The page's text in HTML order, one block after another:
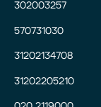
302003257
570731030
31202134708
31202205210